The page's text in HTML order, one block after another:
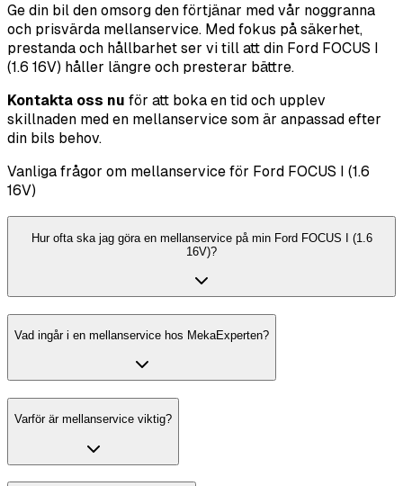
Ge din bil den omsorg den förtjänar med vår noggranna
och prisvärda mellanservice. Med fokus på säkerhet,
prestanda och hållbarhet ser vi till att din Ford FOCUS I
(1.6 16V) håller längre och presterar bättre.
Kontakta oss nu för att boka en tid och upplev
skillnaden med en mellanservice som är anpassad efter
din bils behov.
Vanliga frågor om mellanservice för Ford FOCUS I (1.6
16V)
Hur ofta ska jag göra en mellanservice på min Ford FOCUS I (1.6
16V)?
Vad ingår i en mellanservice hos MekaExperten?
Varför är mellanservice viktig?